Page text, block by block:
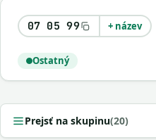
07 05 99 + název
Ostatný
Prejsť na skupinu(20)